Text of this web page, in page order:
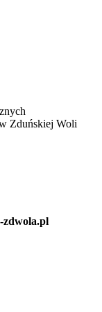
Zduńskiej Woli
zdwola.pl